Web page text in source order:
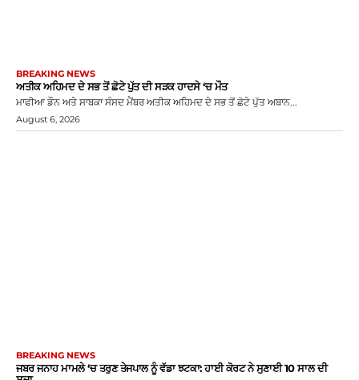
BREAKING NEWS
ਅਤੀਕ ਅਹਿਮਦ ਦੇ ਸਭ ਤੋਂ ਛੋਟੇ ਪੁੱਤ ਦੀ ਸੜਕ ਹਾਦਸੇ ‘ਚ ਮੌਤ
ਮਾਫੀਆ ਡੌਨ ਅਤੇ ਸਾਬਕਾ ਸੰਸਦ ਮੈਂਬਰ ਅਤੀਕ ਅਹਿਮਦ ਦੇ ਸਭ ਤੋਂ ਛੋਟੇ ਪੁੱਤ ਅਬਾਨ...
August 6, 2026
BREAKING NEWS
ਜਬਰ ਜਨਾਹ ਮਾਮਲੇ ‘ਚ ਤਰੁਣ ਤੇਜਪਾਲ ਨੂੰ ਵੱਡਾ ਝਟਕਾ: ਹਾਈ ਕੋਰਟ ਨੇ ਸੁਣਾਈ 10 ਸਾਲ ਦੀ